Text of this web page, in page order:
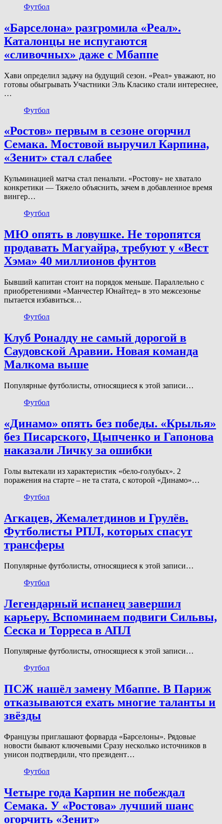
Футбол
«Барселона» разгромила «Реал».
Каталонцы не испугаются
«сливочных» даже с Мбаппе
Хави определил задачу на будущий сезон. «Реал» уважают, но
готовы обыгрывать Участники Эль Класико стали интереснее,
…
Футбол
«Ростов» первым в сезоне огорчил
Семака. Мостовой выручил Карпина,
«Зенит» стал слабее
Кульминацией матча стал пенальти. «Ростову» не хватало
конкретики — Тяжело объяснить, зачем в добавленное время
вингер…
Футбол
МЮ опять в ловушке. Не торопятся
продавать Магуайра, требуют у «Вест
Хэма» 40 миллионов фунтов
Бывший капитан стоит на порядок меньше. Параллельно с
приобретениями «Манчестер Юнайтед» в это межсезонье
пытается избавиться…
Футбол
Клуб Роналду не самый дорогой в
Саудовской Аравии. Новая команда
Малкома выше
Популярные футболисты, относящиеся к этой записи…
Футбол
«Динамо» опять без победы. «Крылья»
без Писарского, Цыпченко и Гапонова
наказали Личку за ошибки
Голы вытекали из характеристик «бело-голубых». 2
поражения на старте – не та стата, с которой «Динамо»…
Футбол
Агкацев, Жемалетдинов и Грулёв.
Футболисты РПЛ, которых спасут
трансферы
Популярные футболисты, относящиеся к этой записи…
Футбол
Легендарный испанец завершил
карьеру. Вспоминаем подвиги Сильвы,
Сеска и Торреса в АПЛ
Популярные футболисты, относящиеся к этой записи…
Футбол
ПСЖ нашёл замену Мбаппе. В Париж
отказываются ехать многие таланты и
звёзды
Французы приглашают форварда «Барселоны». Рядовые
новости бывают ключевыми Сразу несколько источников в
унисон подтвердили, что президент…
Футбол
Четыре года Карпин не побеждал
Семака. У «Ростова» лучший шанс
огорчить «Зенит»